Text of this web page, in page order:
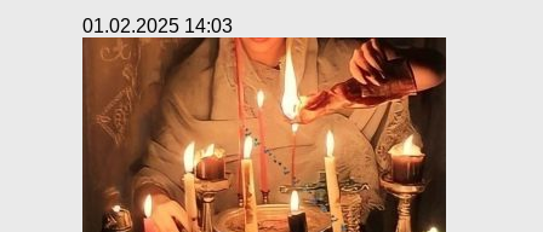
01.02.2025 14:03